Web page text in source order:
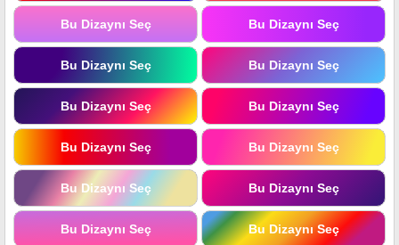
Bu Dizaynı Seç Bu Dizaynı Seç
Bu Dizaynı Seç Bu Dizaynı Seç
Bu Dizaynı Seç Bu Dizaynı Seç
Bu Dizaynı Seç Bu Dizaynı Seç
Bu Dizaynı Seç Bu Dizaynı Seç
Bu Dizaynı Seç Bu Dizaynı Seç